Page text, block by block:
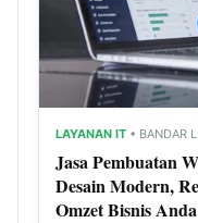
LAYANAN IT • BANDAR
Jasa Pembuatan
Desain Modern,
Omzet Bisnis Anda